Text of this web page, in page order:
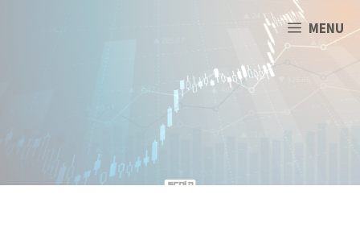
MENU